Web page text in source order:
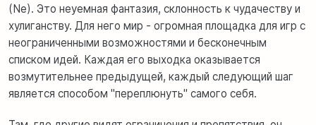
(Ne). Это неуемная фантазия, склонность к чудачеству и
хулиганству. Для него мир - огромная площадка для игр с
неограниченными возможностями и бесконечным
списком идей. Каждая его выходка оказывается
возмутительнее предыдущей, каждый следующий шаг
является способом "переплюнуть" самого себя.